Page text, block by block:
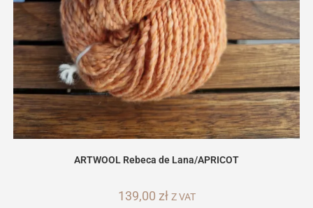
ARTWOOL Rebeca de Lana/APRICOT
139,00 zł Z VAT